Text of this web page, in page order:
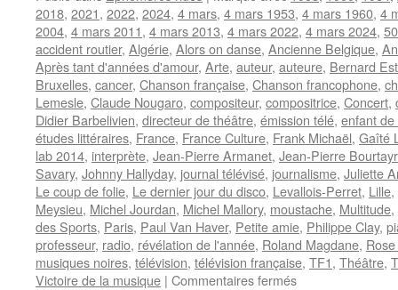
2018, 2021, 2022, 2024, 4 mars, 4 mars 1953, 4 mars 1960, 4
2004, 4 mars 2011, 4 mars 2013, 4 mars 2022, 4 mars 2024,
accident routier, Algérie, Alors on danse, Ancienne Belgique,
Après tant d'années d'amour, Arte, auteur, auteure, Bernard
Bruxelles, cancer, Chanson française, Chanson francophone,
Lemesle, Claude Nougaro, compositeur, compositrice, Concert,
Didier Barbelivien, directeur de théâtre, émission télé, enfant
études littéraires, France, France Culture, Frank Michaël, Gaîté
lab 2014, interprète, Jean-Pierre Armanet, Jean-Pierre
Savary, Johnny Hallyday, journal télévisé, journalisme, Juliette
Le coup de folie, Le dernier jour du disco, Levallois-Perret, Lille,
Meysieu, Michel Jourdan, Michel Mallory, moustache, Multitude,
des Sports, Paris, Paul Van Haver, Petite amie, Philippe Clay,
professeur, radio, révélation de l'année, Roland Magdane,
musiques noires, télévision, télévision française, TF1, Théâtre,
Victoire de la musique | Commentaires ferméssur